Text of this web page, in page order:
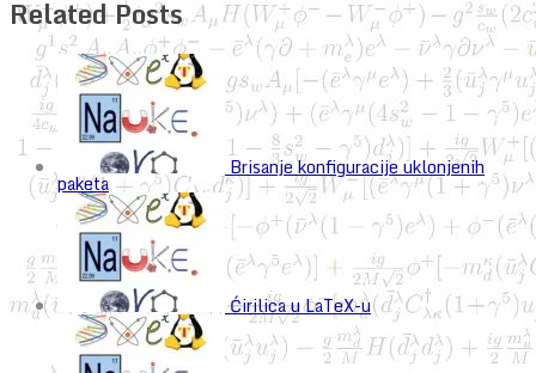
Related Posts
Brisanje konfiguracije uklonjenih
paketa
Ćirilica u LaTeX-u